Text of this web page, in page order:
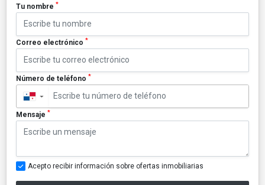
Tu nombre *
Correo electrónico *
Número de teléfono *
▼
Mensaje *
Acepto recibir información sobre ofertas inmobiliarias